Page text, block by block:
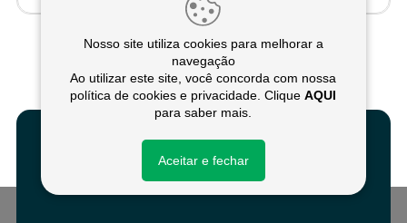
Nosso site utiliza cookies para melhorar a
navegação
Ao utilizar este site, você concorda com nossa
política de cookies e privacidade. CliqueAQUI
para saber mais.
Aceitar e fechar
Fale conosco